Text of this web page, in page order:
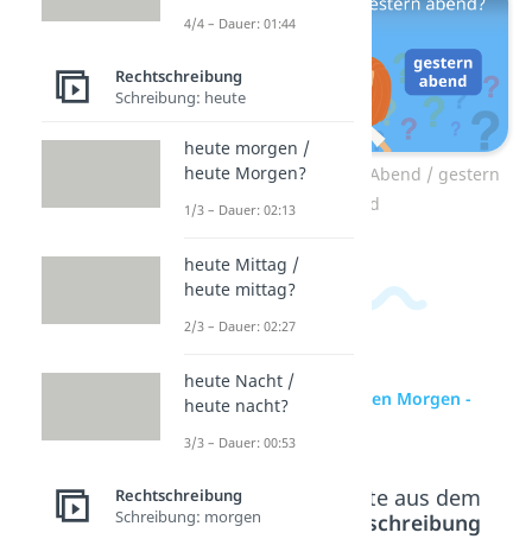
Zum Video: gestern Abend / gestern
abend
zur Videoseite: Guten Morgen -
Beliebte Inhalte aus dem
Bereich
Rechtschreibung
4/4 – Dauer: 01:44
Rechtschreibung
Schreibung: heute
heute morgen /
heute Morgen?
1/3 – Dauer: 02:13
heute Mittag /
heute mittag?
2/3 – Dauer: 02:27
heute Nacht /
heute nacht?
3/3 – Dauer: 00:53
Rechtschreibung
Schreibung: morgen